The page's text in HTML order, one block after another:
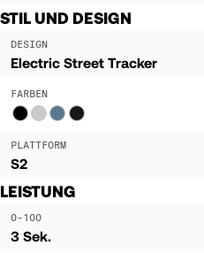
STIL UND DESIGN
DESIGN
Electric Street Tracker
FARBEN
PLATTFORM
S2
LEISTUNG
0-100
3 Sek.